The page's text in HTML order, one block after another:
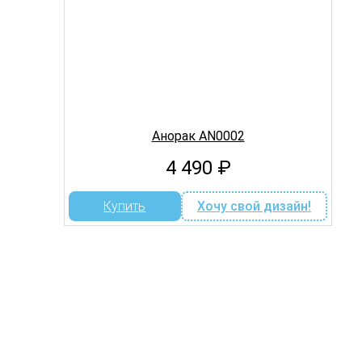
Анорак AN0002
4 490 ₽
Купить Хочу свой дизайн!